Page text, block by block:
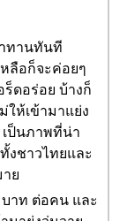
ทานทันที
ลือก็จะค่อยๆ
ดอร่อย บ้างก็
ให้เข้ามาแย่ง
ป็นภาพที่น่า
งชาวไทยและ
ย
าท ต่อคน และ